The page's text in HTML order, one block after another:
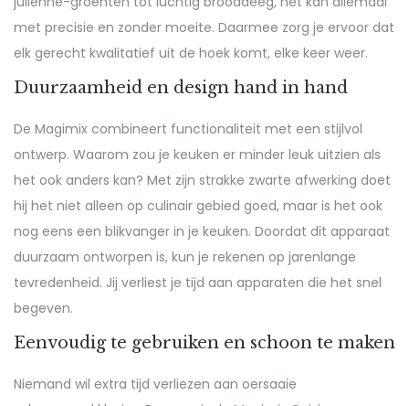
met precisie en zonder moeite. Daarmee zorg je ervoor dat
elk gerecht kwalitatief uit de hoek komt, elke keer weer.
Duurzaamheid en design hand in hand
De Magimix combineert functionaliteit met een stijlvol
ontwerp. Waarom zou je keuken er minder leuk uitzien als
het ook anders kan? Met zijn strakke zwarte afwerking doet
hij het niet alleen op culinair gebied goed, maar is het ook
nog eens een blikvanger in je keuken. Doordat dit apparaat
duurzaam ontworpen is, kun je rekenen op jarenlange
tevredenheid. Jij verliest je tijd aan apparaten die het snel
begeven.
Eenvoudig te gebruiken en schoon te maken
Niemand wil extra tijd verliezen aan oersaaie